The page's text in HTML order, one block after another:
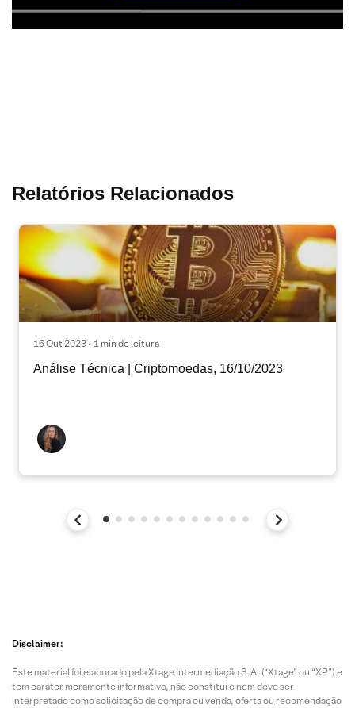
Relatórios Relacionados
16 Out 2023 • 1 min de leitura
Análise Técnica | Criptomoedas, 16/10/2023
Disclaimer:
Este material foi elaborado pela Xtage Intermediação S.A. (“Xtage” ou “XP”) e
tem caráter meramente informativo, não constitui e nem deve ser
interpretado como solicitação de compra ou venda, oferta ou recomendação